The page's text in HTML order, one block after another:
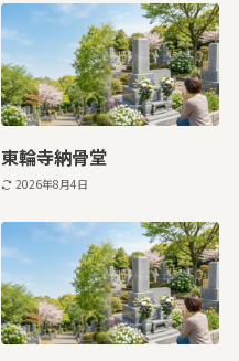
東輪寺納骨堂
2026年8月4日